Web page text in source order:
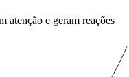
atenção e geram reações